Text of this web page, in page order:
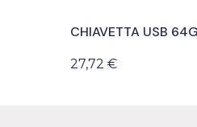
CHIAVETTA USB
27,72 €